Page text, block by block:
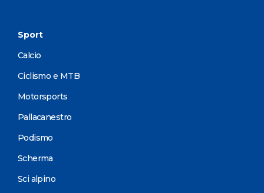
Sport
Calcio
Ciclismo e MTB
Motorsports
Pallacanestro
Podismo
Scherma
Sci alpino